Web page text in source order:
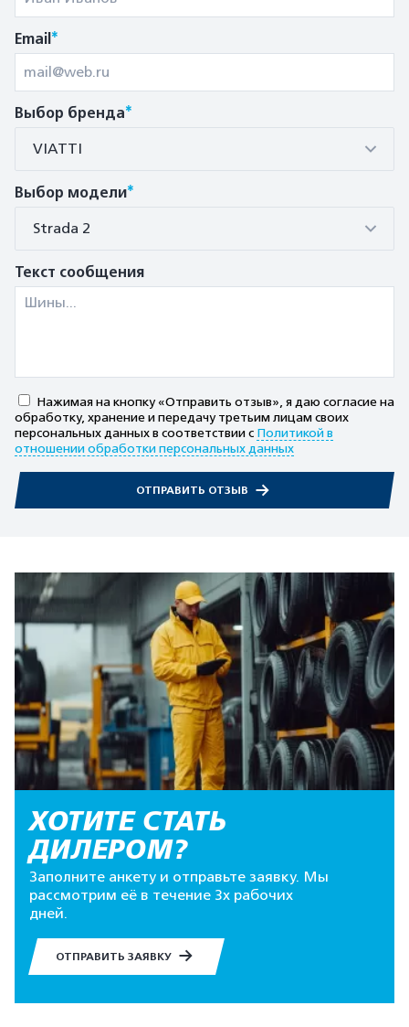
Email*
Выбор бренда*
VIATTI
Выбор модели*
Strada 2
Текст сообщения
Нажимая на кнопку «Отправить отзыв», я даю согласие на
обработку, хранение и передачу третьим лицам своих
персональных данных в соответствии с Политикой в
отношении обработки персональных данных
ОТПРАВИТЬ ОТЗЫВ
ХОТИТЕ СТАТЬ
ДИЛЕРОМ?
Заполните анкету и отправьте заявку. Мы
рассмотрим её в течение 3х рабочих
дней.
ОТПРАВИТЬ ЗАЯВКУ